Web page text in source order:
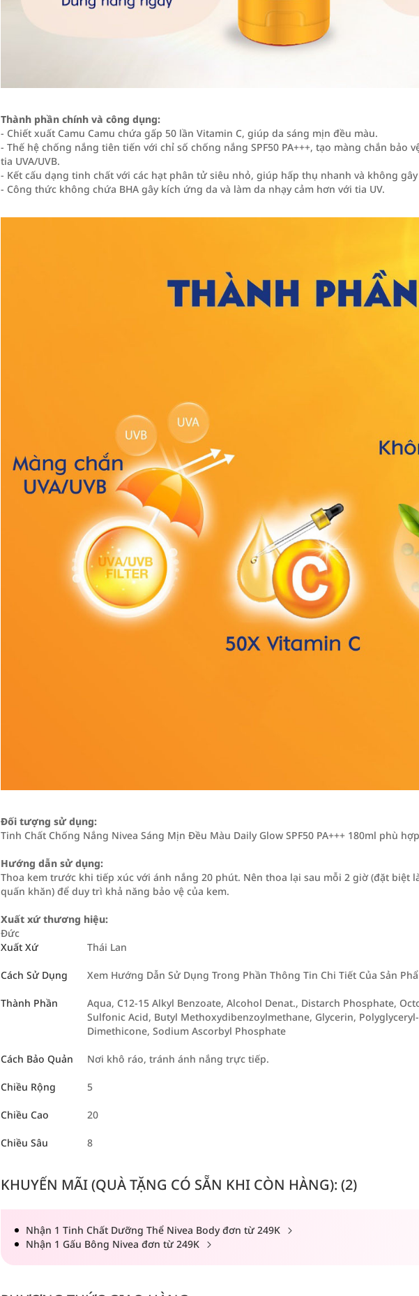
Thành phần chính và công dụng:
- Chiết xuất Camu Camu chứa gấp 50 lần Vitamin C, giúp da sáng mịn đều màu.
- Thế hệ chống nắng tiên tiến với chỉ số chống nắng SPF50 PA+++, tạo màng chắn bảo
tia UVA/UVB.
- Kết cấu dạng tinh chất với các hạt phân tử siêu nhỏ, giúp hấp thụ nhanh và không
- Công thức không chứa BHA gây kích ứng da và làm da nhạy cảm hơn với tia UV.
Đối tượng sử dụng:
Tinh Chất Chống Nắng Nivea Sáng Mịn Đều Màu Daily Glow SPF50 PA+++ 180ml phù
Hướng dẫn sử dụng:
Thoa kem trước khi tiếp xúc với ánh nắng 20 phút. Nên thoa lại sau mỗi 2 giờ (đặt biệt
quấn khăn) để duy trì khả năng bảo vệ của kem.
Xuất xứ thương hiệu:
Đức
Xuất Xứ
Thái Lan
Cách Sử Dụng Xem Hướng Dẫn Sử Dụng Trong Phần Thông Tin Chi Tiết Của Sản
Thành Phần
Aqua, C12-15 Alkyl Benzoate, Alcohol Denat., Distarch Phosphate,
Sulfonic Acid, Butyl Methoxydibenzoylmethane, Glycerin,
Dimethicone, Sodium Ascorbyl Phosphate
Cách Bảo Quản Nơi khô ráo, tránh ánh nắng trực tiếp.
Chiều Rộng 5
Chiều Cao 20
Chiều Sâu 8
KHUYẾN MÃI (QUÀ TẶNG CÓ SẴN KHI CÒN HÀNG): (2)
Nhận 1 Tinh Chất Dưỡng Thể Nivea Body đơn từ 249K
Nhận 1 Gấu Bông Nivea đơn từ 249K